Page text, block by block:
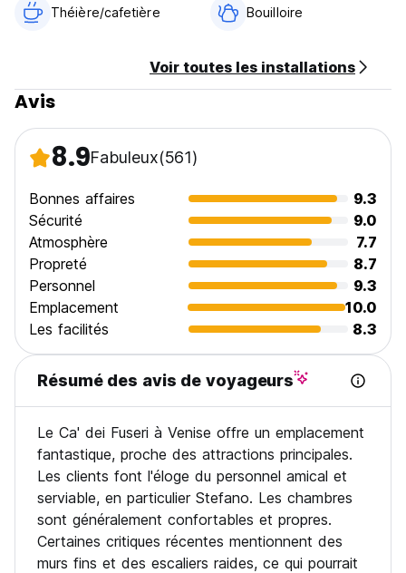
Théière/cafetière Bouilloire
Voir toutes les installations
Avis
8.9Fabuleux(561)
Bonnes affaires
9.3
Sécurité
9.0
Atmosphère
7.7
Propreté
8.7
Personnel
9.3
Emplacement
10.0
Les facilités
8.3
Résumé des avis de voyageurs
Le Ca' dei Fuseri à Venise offre un emplacement
fantastique, proche des attractions principales.
Les clients font l'éloge du personnel amical et
serviable, en particulier Stefano. Les chambres
sont généralement confortables et propres.
Certaines critiques récentes mentionnent des
murs fins et des escaliers raides, ce qui pourrait